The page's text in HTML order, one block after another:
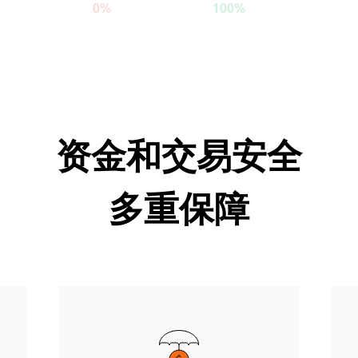
0% 100%
资金和交易安全
多重保障